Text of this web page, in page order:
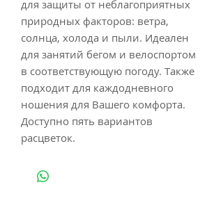
для защиты от неблагоприятных
природных факторов: ветра,
солнца, холода и пыли. Идеален
для занятий бегом и велоспортом
в соответствующую погоду. Также
подходит для каждодневного
ношения для Вашего комфорта.
Доступно пять вариантов
расцветок.